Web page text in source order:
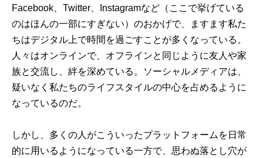
Facebook、Twitter、Instagramなど（ここで挙げている
のはほんの一部にすぎない）のおかげで、ますます私た
ちはデジタル上で時間を過ごすことが多くなっている。
人々はオンラインで、オフラインと同じように友人や家
族と交流し、絆を深めている。ソーシャルメディアは、
疑いなく私たちのライフスタイルの中心を占めるように
なっているのだ。
しかし、多くの人がこういったプラットフォームを日常
的に用いるようになっている一方で、思わぬ落とし穴が